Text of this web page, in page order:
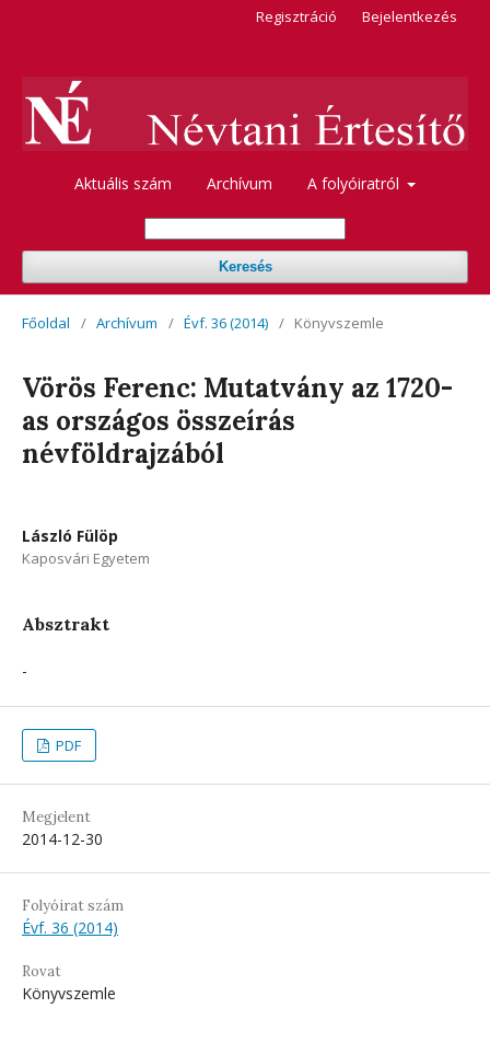
Aktuális szám Archívum A folyóiratról
Keresés
Regisztráció Bejelentkezés
Főoldal / Archívum / Évf. 36 (2014) / Könyvszemle
Vörös Ferenc: Mutatvány az 1720-
as országos összeírás
névföldrajzából
László Fülöp
Kaposvári Egyetem
Absztrakt
-
PDF
Megjelent
2014-12-30
Folyóirat szám
Évf. 36 (2014)
Rovat
Könyvszemle